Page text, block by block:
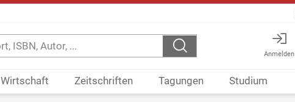
Anmelden
Wirtschaft Zeitschriften Tagungen Studium